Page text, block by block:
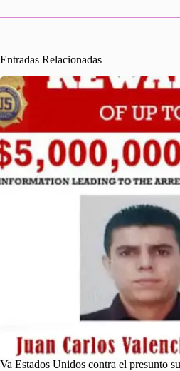
Entradas Relacionadas
Va Estados Unidos contra el presunto